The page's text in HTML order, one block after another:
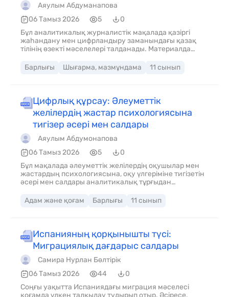
Аяулым Абдуманапова
06 Тамыз 2026
5
0
Бұл аналитикалық журналистік мақалада қазіргі
жаһандану мен цифрландыру заманындағы қазақ
тілінің өзекті мәселелері талданады. Материалда
кедергілер (сапалы контент тапшылығы, оқыту
әдістемесі, тілдік орта) мен оларды шешудің сандық,
әдебиеті пәні мұғалімдеріне және әлеуметтік
мәселелерге қызығатын оқушылар мен студенттерге
арналған.
Барлығы Шығарма, мазмұндама 11 сынып
Цифрлық құрсау: Әлеуметтік
желілердің жастар психологиясына
тигізер әсері мен салдары
Аяулым Абдумонапова
06 Тамыз 2026
5
0
Бұл мақалада әлеуметтік желілердің оқушылар мен
жастардың психологиясына, оқу үлгеріміне тигізетін
әсері мен салдары аналитикалық тұрғыдан
FOMO синдромы және клиптік ойлау сияқты
заманауи мәселелер қарастырылып, цифрлық
тапсырмалары үшін қосымша материал ретінде
пайдалануға өте қолайлы.
Адам және қоғам Барлығы 11 сынып
Испанияның қорқынышты түсі:
Миграциялық дағдарыс салдары
Самира Нурлан Бөлтірік
06 Тамыз 2026
44
0
Соңғы уақытта Испаниядағы миграция мәселесі
қоғамда үлкен талқылау тудырып отыр. Әсіресе,